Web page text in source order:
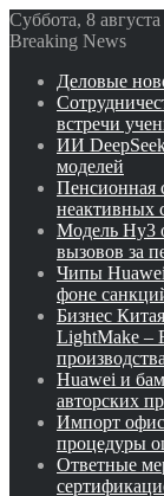
Суббота, 8
Breaking News
Деловые
встречи
ИИ
моделей
Пенсионная
неактивных
Модель Hy3
вызовов за
Чипы
фоне
Бизнес
LightMake –
производства
Huawei и
авторских
Импорт
процедуры
Ответные